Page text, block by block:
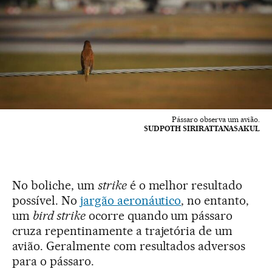
Pássaro observa um avião.
SUDPOTH SIRIRATTANASAKUL
No boliche, um strikeé o melhor resultado
possível. No jargão aeronáutico, no entanto,
um bird strikeocorre quando um pássaro
cruza repentinamente a trajetória de um
avião. Geralmente com resultados adversos
para o pássaro.